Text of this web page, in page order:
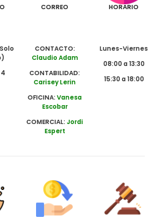
CORREO
CONTACTO:
Claudio Adam
CONTABILIDAD:
Carisey Lerin
OFICINA:Vanesa
Escobar
COMERCIAL:Jordi
Espert
HORARIO
Lunes-Viernes
08:00 a 13:30
15:30 a 18:00